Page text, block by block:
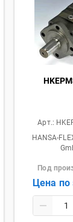
Арт.:
HANSA-
Под
Цена по